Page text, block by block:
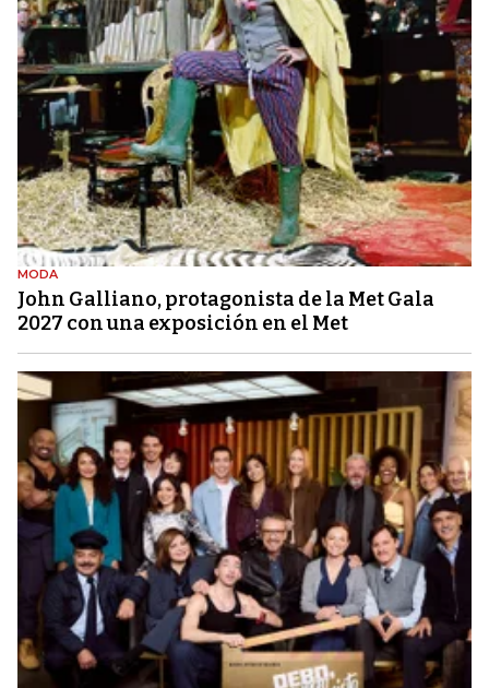
MODA
John Galliano, protagonista de la Met Gala
2027 con una exposición en el Met